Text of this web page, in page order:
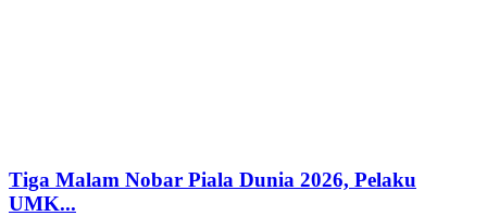
Tiga Malam Nobar Piala Dunia 2026, Pelaku
UMK...